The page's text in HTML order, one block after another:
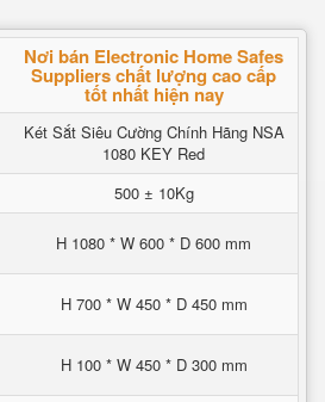
Nơi bán Electronic Home Safes
Suppliers chất lượng cao cấp
tốt nhất hiện nay
Két Sắt Siêu Cường Chính Hãng NSA
1080 KEY Red
500 ± 10Kg
H 1080 * W 600 * D 600 mm
H 700 * W 450 * D 450 mm
H 100 * W 450 * D 300 mm